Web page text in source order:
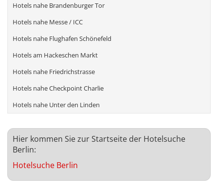
Hotels nahe Brandenburger Tor
Hotels nahe Messe / ICC
Hotels nahe Flughafen Schönefeld
Hotels am Hackeschen Markt
Hotels nahe Friedrichstrasse
Hotels nahe Checkpoint Charlie
Hotels nahe Unter den Linden
Hier kommen Sie zur Startseite der Hotelsuche
Berlin:
Hotelsuche Berlin